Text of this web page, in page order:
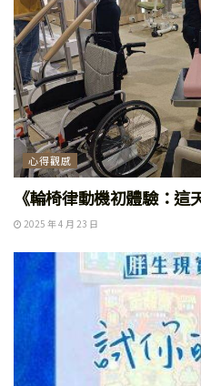
心得觀感
《輪椅律動機初體驗：這
2025 年 4 月 23 日